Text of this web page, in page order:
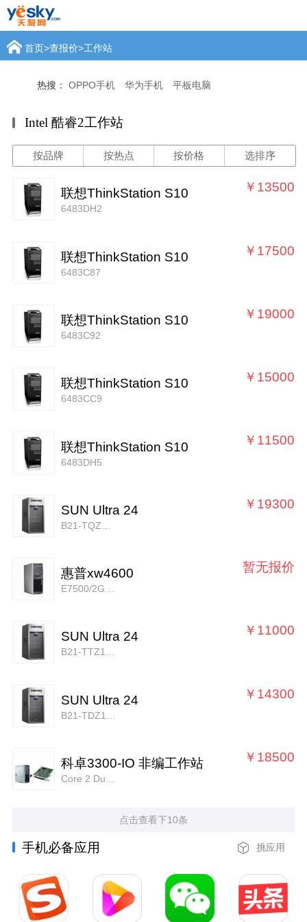
首页>查报价>工作站
热搜： OPPO手机 华为手机 平板电脑
Intel 酷睿2工作站
按品牌 按热点 按价格 选排序
联想ThinkStation S10
6483DH2
￥13500
联想ThinkStation S10
6483C87
￥17500
联想ThinkStation S10
6483C92
￥19000
联想ThinkStation S10
6483CC9
￥15000
联想ThinkStation S10
6483DH5
￥11500
SUN Ultra 24 ￥19300
惠普xw4600 暂无报价
SUN Ultra 24
B21-TTZ1-AU-1GDU
￥11000
SUN Ultra 24 ￥14300
科卓3300-IO 非编工作站 ￥18500
点击查看下10条
手机必备应用 挑应用